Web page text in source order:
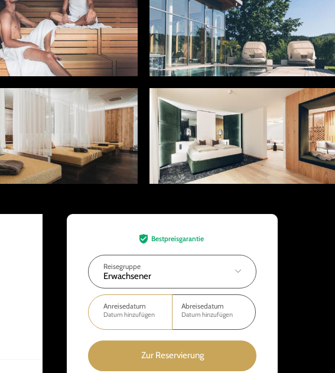
Bestpreisgarantie
Reisegruppe
Erwachsener
Anreisedatum
Datum hinzufügen
Abreisedatum
Datum hinzufügen
Zur Reservierung